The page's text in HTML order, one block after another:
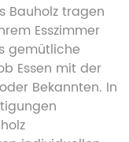
Bauholz tragen
Esszimmer
gemütliche
Essen mit der
Bekannten. In